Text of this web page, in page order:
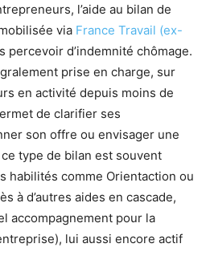
l’aide au bilan de
via France Travail (ex-
percevoir d’indemnité chômage.
prise en charge, sur
en activité depuis moins de
de clarifier ses
son offre ou envisager une
type de bilan est souvent
habilités comme Orientaction ou
à d’autres aides en cascade,
accompagnement pour la
lui aussi encore actif